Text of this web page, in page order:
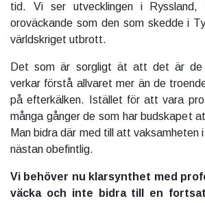
tid. Vi ser utvecklingen i
oroväckande som den som skedde i
världskriget utbrott.
Det som är sorgligt ät att det är de
verkar förstå allvaret mer än de
på efterkälken. Istället för att vara
många gånger de som har budskapet
Man bidra där med till att vaksamheten
nästan obefintlig.
Vi behöver nu klarsynthet med
väcka och inte bidra till en